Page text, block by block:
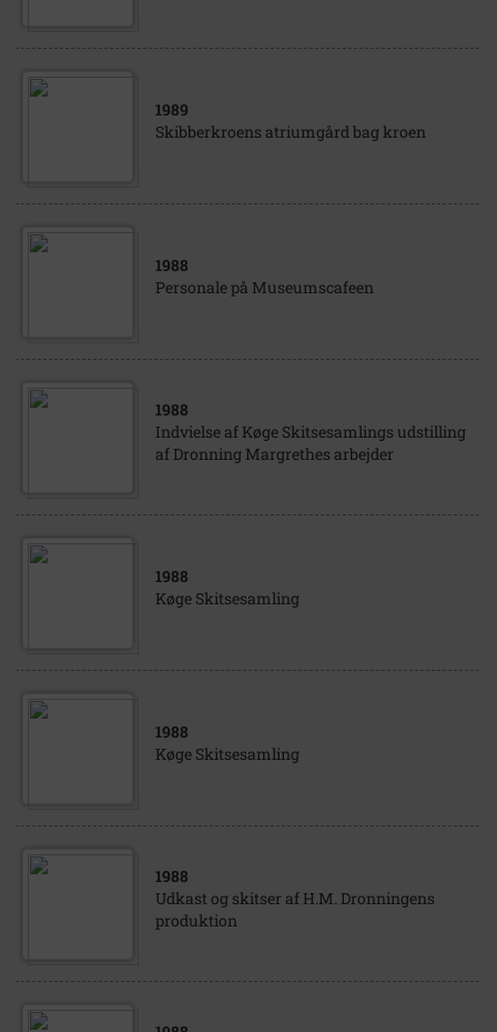
1989
Skibberkroens atriumgård bag kroen
1988
Personale på Museumscafeen
1988
Indvielse af Køge Skitsesamlings udstilling
af Dronning Margrethes arbejder
1988
Køge Skitsesamling
1988
Køge Skitsesamling
1988
Udkast og skitser af H.M. Dronningens
produktion